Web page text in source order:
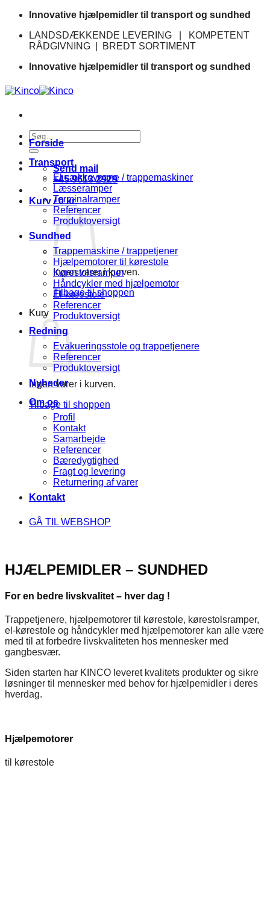
Fortsæt
indhold
Innovative hjælpemidler til transport og sundhed
LANDSDÆKKENDE LEVERING | KOMPETENT
RÅDGIVNING | BREDT SORTIMENT
Innovative hjælpemidler til transport og sundhed
Søg
efter:
Send mail
+45 9613 2929
Kurv /0kr.
Ingen varer i kurven.
Tilbage til shoppen
Kurv
Ingen varer i kurven.
Tilbage til shoppen
Forside
Transport
El sækkevogne / trappemaskiner
Læsseramper
Terminalramper
Referencer
Produktoversigt
Sundhed
Trappemaskine / trappetjener
Hjælpemotorer til kørestole
Kørestolsramper
Håndcykler med hjælpemotor
El-kørestole
Referencer
Produktoversigt
Redning
Evakueringsstole og trappetjenere
Referencer
Produktoversigt
Nyheder
Om os
Profil
Kontakt
Samarbejde
Referencer
Bæredygtighed
Fragt og levering
Returnering af varer
Kontakt
GÅ TIL WEBSHOP
HJÆLPEMIDLER – SUNDHED
For en bedre livskvalitet – hver dag !
Trappetjenere, hjælpemotorer til kørestole, kørestolsramper,
el-kørestole og håndcykler med hjælpemotorer kan alle være
med til at forbedre livskvaliteten hos mennesker med
gangbesvær.
Siden starten har KINCO leveret kvalitets produkter og sikre
løsninger til mennesker med behov for hjælpemidler i deres
hverdag.
Hjælpemotorer
til kørestole